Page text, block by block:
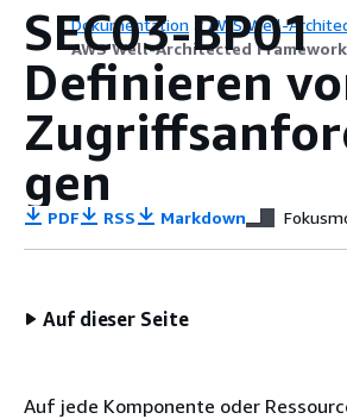
Dokumentation
AWS Well-
AWS Well-Architected Framework
SEC03-BP01
Definieren
gen
PDF RSS Markdown
Auf dieser Seite
Auf jede Komponente oder